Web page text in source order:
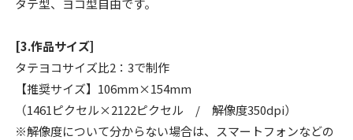
タテ型、ヨコ型自由です。
[3.作品サイズ]
タテヨコサイズ比2：3で制作
【推奨サイズ】106mm×154mm
（1461ピクセル×2122ピクセル / 解像度350dpi）
※解像度について分からない場合は、スマートフォンなどの